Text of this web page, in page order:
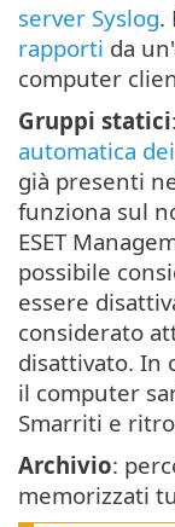
server Syslog.
rapporti da
computer
Gruppi statici
automatica
già presenti
funziona sul
ESET
possibile
essere
considerato
disattivato. In
il computer
Smarriti e
Archivio:
memorizzati